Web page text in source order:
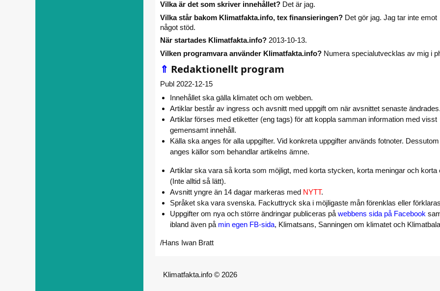
Vilka är det som skriver innehållet? Det är jag.
Vilka står bakom Klimatfakta.info, tex finansieringen? Det gör jag. Jag tar inte emot
något stöd.
När startades Klimatfakta.info? 2013-10-13.
Vilken programvara använder Klimatfakta.info? Numera specialutvecklas av mig i
⇑ Redaktionellt program
Publ 2022-12-15
Innehållet ska gälla klimatet och om webben.
Artiklar består av ingress och avsnitt med uppgift om när avsnittet senaste
Artiklar förses med etiketter (eng tags) för att koppla samman information med visst
gemensamt innehåll.
Källa ska anges för alla uppgifter. Vid konkreta uppgifter används fotnoter. Dessutom
anges källor som behandlar artikelns ämne.
Artiklar ska vara så korta som möjligt, med korta stycken, korta meningar och korta
(Inte alltid så lätt).
Avsnitt yngre än 14 dagar markeras med NYTT.
Språket ska vara svenska. Fackuttryck ska i möjligaste mån förenklas eller
Uppgifter om nya och större ändringar publiceras på webbens sida på Facebook
ibland även på min egen FB-sida, Klimatsans, Sanningen om klimatet och
/Hans Iwan Bratt
Klimatfakta.info © 2026